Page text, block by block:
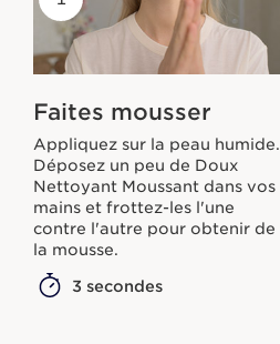
Faites mousser
Appliquez sur la peau humide.
Déposez un peu de Doux
Nettoyant Moussant dans vos
mains et frottez-les l'une
contre l'autre pour obtenir de
la mousse.
3 secondes